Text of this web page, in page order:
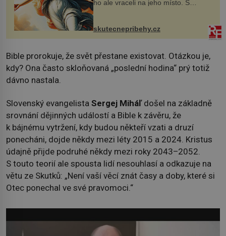
ho ale vraceli na jeho místo. S
manželem Vaškem jsme si pořídili
chaloupku, takový domek na severu
Čech, kde jsme si naplánova...
skutecnepribehy.cz
Bible prorokuje, že svět přestane existovat. Otázkou je,
kdy? Ona často skloňovaná „poslední hodina“ prý totiž
dávno nastala.
Slovenský evangelista Sergej Miháľdošel na základně
srovnání dějinných událostí a Bible k závěru, že
k bájnému vytržení, kdy budou někteří vzati a druzí
ponecháni, dojde někdy mezi léty 2015 a 2024. Kristus
údajně přijde podruhé někdy mezi roky 2043–2052.
S touto teorií ale spousta lidí nesouhlasí a odkazuje na
větu ze Skutků: „Není vaší věcí znát časy a doby, které si
Otec ponechal ve své pravomoci.“